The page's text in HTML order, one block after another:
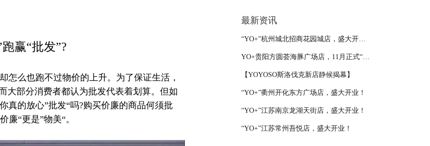
赢“批发”?
么也跑不过物价的上升。为了保证生活，
大部分消费者都认为批发代表着划算。但如
真的放心”批发“吗?购买价廉的商品何须批
廉“更是”物美“。
最新资讯
“YO+”杭州城北招商花园城店，盛大开业！
YO+贵阳方圆荟海豚广场店，11月正式“开闸放鱼”！
【YOYOSO斯洛伐克新店静候揭幕】
“YO+”衢州开化东方广场店，盛大开业！
“YO+”江苏南京龙湖天街店，盛大开业！
“YO+”江苏常州吾悦店，盛大开业！